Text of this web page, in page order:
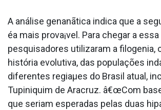
A análise genanãtica indica que a
éa mais prova¡vel. Para chegar a
pesquisadores utilizaram a filogenia,
história evolutiva, das populações
diferentes regiaµes do Brasil atual,
Tupiniquim de Aracruz. â€œCom
que seriam esperadas pelas duas